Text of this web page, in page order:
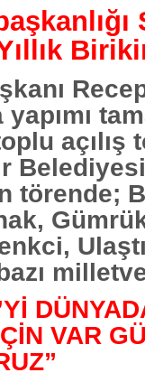
yapımı
açılış
törende;
VAR